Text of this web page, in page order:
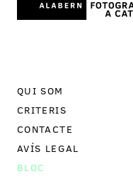
QUI SOM
CRITERIS
CONTACTE
AVÍS LEGAL
BLOC